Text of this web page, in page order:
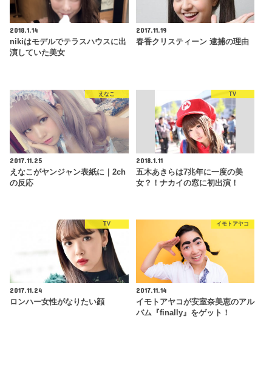
2018.1.14
nikiはモデルでテラスハウスに出
演していた美女
2017.11.19
春香クリスティーン 逮捕の理由
えなこ
2017.11.25
えなこがヤンジャン表紙に｜2ch
の反応
TV
2018.1.11
五木あきらは7兆年に一度の美
女？！ナカイの窓に初出演！
TV
2017.11.24
ロンハー女性がなりたい顔
イモトアヤコ
2017.11.14
イモトアヤコが安室奈美恵のアル
バム『finally』をゲット！